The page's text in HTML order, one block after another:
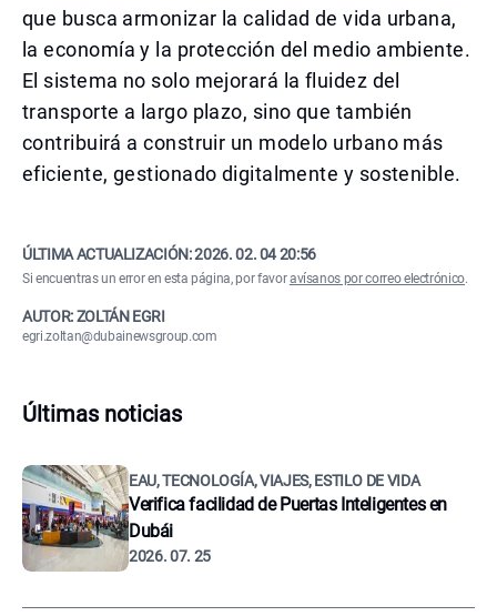
que busca armonizar la calidad de vida urbana,
la economía y la protección del medio ambiente.
El sistema no solo mejorará la fluidez del
transporte a largo plazo, sino que también
contribuirá a construir un modelo urbano más
eficiente, gestionado digitalmente y sostenible.
ÚLTIMA ACTUALIZACIÓN:2026. 02. 04 20:56
Si encuentras un error en esta página, por favoravísanos por correo electrónico.
AUTOR: ZOLTÁN EGRI
egri.zoltan@dubainewsgroup.com
Últimas noticias
EAU, TECNOLOGÍA, VIAJES, ESTILO DE VIDA
Verifica facilidad de Puertas Inteligentes en
Dubái
2026. 07. 25